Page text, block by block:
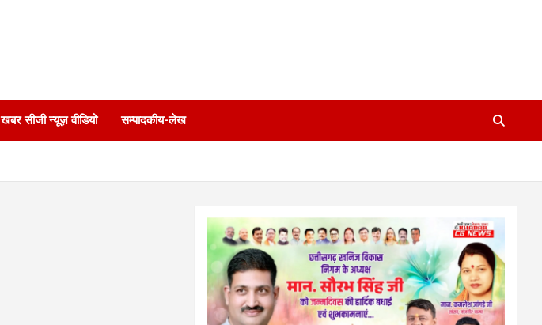
खबर सीजी न्यूज़ वीडियो सम्पादकीय-लेख